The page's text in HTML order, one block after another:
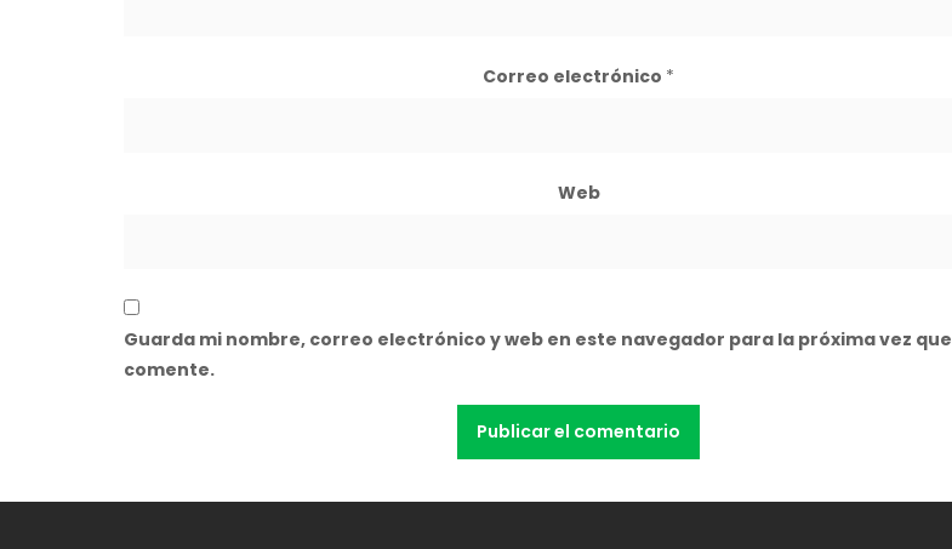
Correo electrónico *
Web
Guarda mi nombre, correo electrónico y web en este navegador para la próxima vez que
comente.